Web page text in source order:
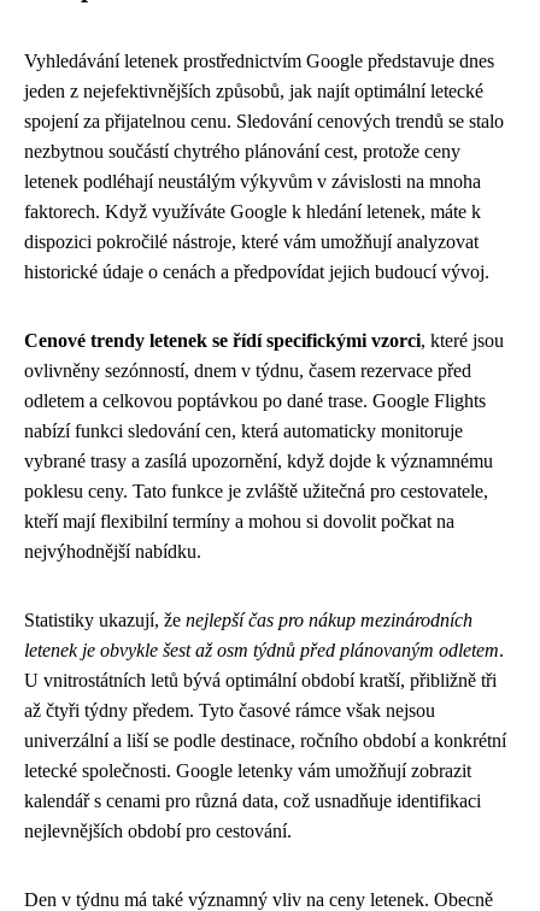
Vyhledávání letenek prostřednictvím Google představuje dnes
jeden z nejefektivnějších způsobů, jak najít optimální letecké
spojení za přijatelnou cenu. Sledování cenových trendů se stalo
nezbytnou součástí chytrého plánování cest, protože ceny
letenek podléhají neustálým výkyvům v závislosti na mnoha
faktorech. Když využíváte Google k hledání letenek, máte k
dispozici pokročilé nástroje, které vám umožňují analyzovat
historické údaje o cenách a předpovídat jejich budoucí vývoj.
Cenové trendy letenek se řídí specifickými vzorci, které jsou
ovlivněny sezónností, dnem v týdnu, časem rezervace před
odletem a celkovou poptávkou po dané trase. Google Flights
nabízí funkci sledování cen, která automaticky monitoruje
vybrané trasy a zasílá upozornění, když dojde k významnému
poklesu ceny. Tato funkce je zvláště užitečná pro cestovatele,
kteří mají flexibilní termíny a mohou si dovolit počkat na
nejvýhodnější nabídku.
Statistiky ukazují, že nejlepší čas pro nákup mezinárodních
letenek je obvykle šest až osm týdnů před plánovaným odletem.
U vnitrostátních letů bývá optimální období kratší, přibližně tři
až čtyři týdny předem. Tyto časové rámce však nejsou
univerzální a liší se podle destinace, ročního období a konkrétní
letecké společnosti. Google letenky vám umožňují zobrazit
kalendář s cenami pro různá data, což usnadňuje identifikaci
nejlevnějších období pro cestování.
Den v týdnu má také významný vliv na ceny letenek. Obecně